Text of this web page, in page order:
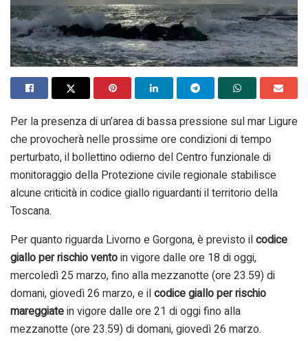
Per la presenza di un’area di bassa pressione sul mar Ligure
che provocherà nelle prossime ore condizioni di tempo
perturbato, il bollettino odierno del Centro funzionale di
monitoraggio della Protezione civile regionale stabilisce
alcune criticità in codice giallo riguardanti il territorio della
Toscana.
Per quanto riguarda Livorno e Gorgona, è previsto ilcodice
giallo per rischio ventoin vigore dalle ore 18 di oggi,
mercoledì 25 marzo, fino alla mezzanotte (ore 23.59) di
domani, giovedì 26 marzo, e ilcodice giallo per rischio
mareggiatein vigore dalle ore 21 di oggi fino alla
mezzanotte (ore 23.59) di domani, giovedì 26 marzo.